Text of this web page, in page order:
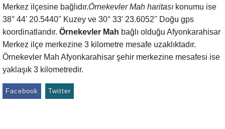
Merkez ilçesine bağlıdır.Örnekevler Mah haritası konumu ise
38° 44' 20.5440'' Kuzey ve 30° 33' 23.6052'' Doğu gps
koordinatlarıdır. Örnekevler Mah bağlı olduğu Afyonkarahisar
Merkez ilçe merkezine 3 kilometre mesafe uzaklıktadır.
Örnekevler Mah Afyonkarahisar şehir merkezine mesafesi ise
yaklaşık 3 kilometredir.
Facebook Twitter